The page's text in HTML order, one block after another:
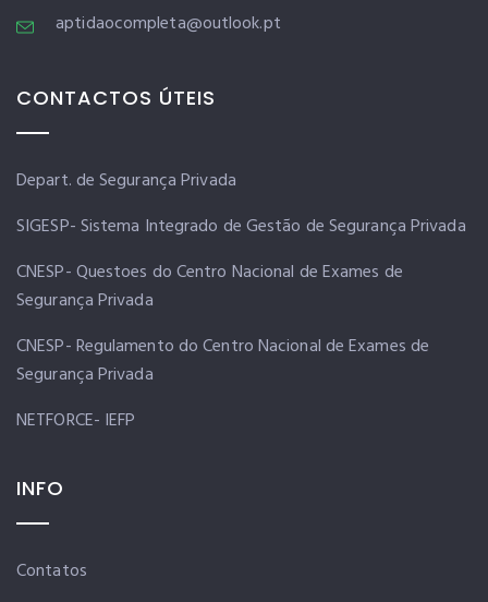
aptidaocompleta@outlook.pt
CONTACTOS ÚTEIS
Depart. de Segurança Privada
SIGESP- Sistema Integrado de Gestão de Segurança Privada
CNESP- Questoes do Centro Nacional de Exames de
Segurança Privada
CNESP- Regulamento do Centro Nacional de Exames de
Segurança Privada
NETFORCE- IEFP
INFO
Contatos